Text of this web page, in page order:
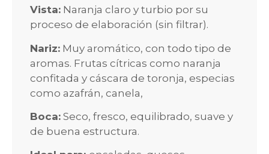
Vista: Naranja claro y turbio por su
proceso de elaboración (sin filtrar).
Nariz: Muy aromático, con todo tipo de
aromas. Frutas cítricas como naranja
confitada y cáscara de toronja, especias
como azafrán, canela,
Boca: Seco, fresco, equilibrado, suave y
de buena estructura.